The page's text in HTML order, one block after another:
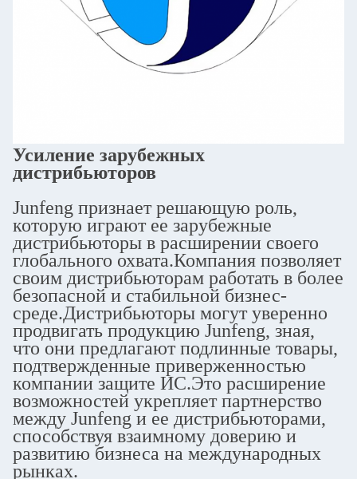
Усиление зарубежных
дистрибьюторов
Junfeng признает решающую роль,
которую играют ее зарубежные
дистрибьюторы в расширении своего
глобального охвата.Компания позволяет
своим дистрибьюторам работать в более
безопасной и стабильной бизнес-
среде.Дистрибьюторы могут уверенно
продвигать продукцию Junfeng, зная,
что они предлагают подлинные товары,
подтвержденные приверженностью
компании защите ИС.Это расширение
возможностей укрепляет партнерство
между Junfeng и ее дистрибьюторами,
способствуя взаимному доверию и
развитию бизнеса на международных
рынках.